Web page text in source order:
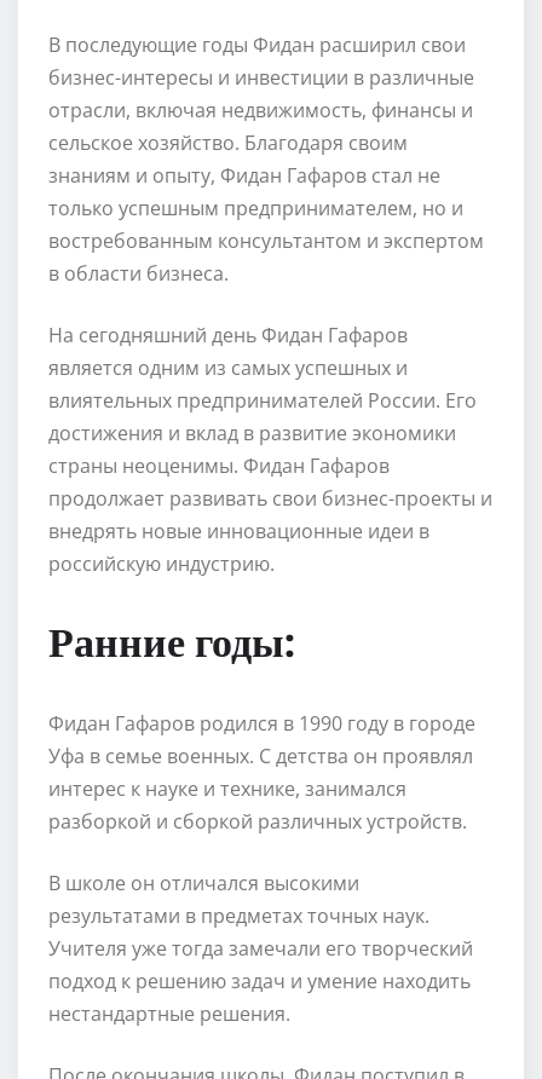
В последующие годы Фидан расширил свои
бизнес-интересы и инвестиции в различные
отрасли, включая недвижимость, финансы и
сельское хозяйство. Благодаря своим
знаниям и опыту, Фидан Гафаров стал не
только успешным предпринимателем, но и
востребованным консультантом и экспертом
в области бизнеса.
На сегодняшний день Фидан Гафаров
является одним из самых успешных и
влиятельных предпринимателей России. Его
достижения и вклад в развитие экономики
страны неоценимы. Фидан Гафаров
продолжает развивать свои бизнес-проекты и
внедрять новые инновационные идеи в
российскую индустрию.
Ранние годы:
Фидан Гафаров родился в 1990 году в городе
Уфа в семье военных. С детства он проявлял
интерес к науке и технике, занимался
разборкой и сборкой различных устройств.
В школе он отличался высокими
результатами в предметах точных наук.
Учителя уже тогда замечали его творческий
подход к решению задач и умение находить
нестандартные решения.